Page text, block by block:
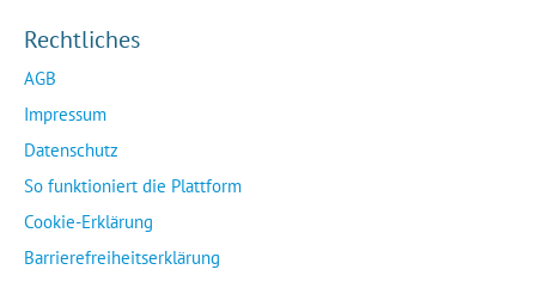
Rechtliches
AGB
Impressum
Datenschutz
So funktioniert die Plattform
Cookie-Erklärung
Barrierefreiheitserklärung